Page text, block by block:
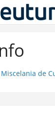
Miscelania de